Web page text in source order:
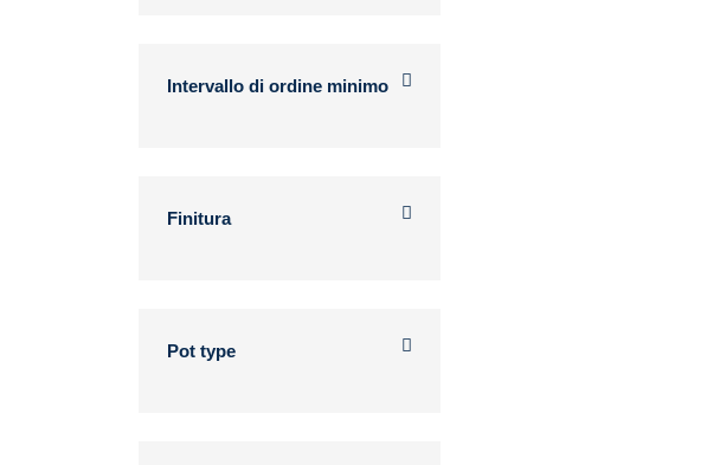
Intervallo di ordine minimo
Finitura
Pot type